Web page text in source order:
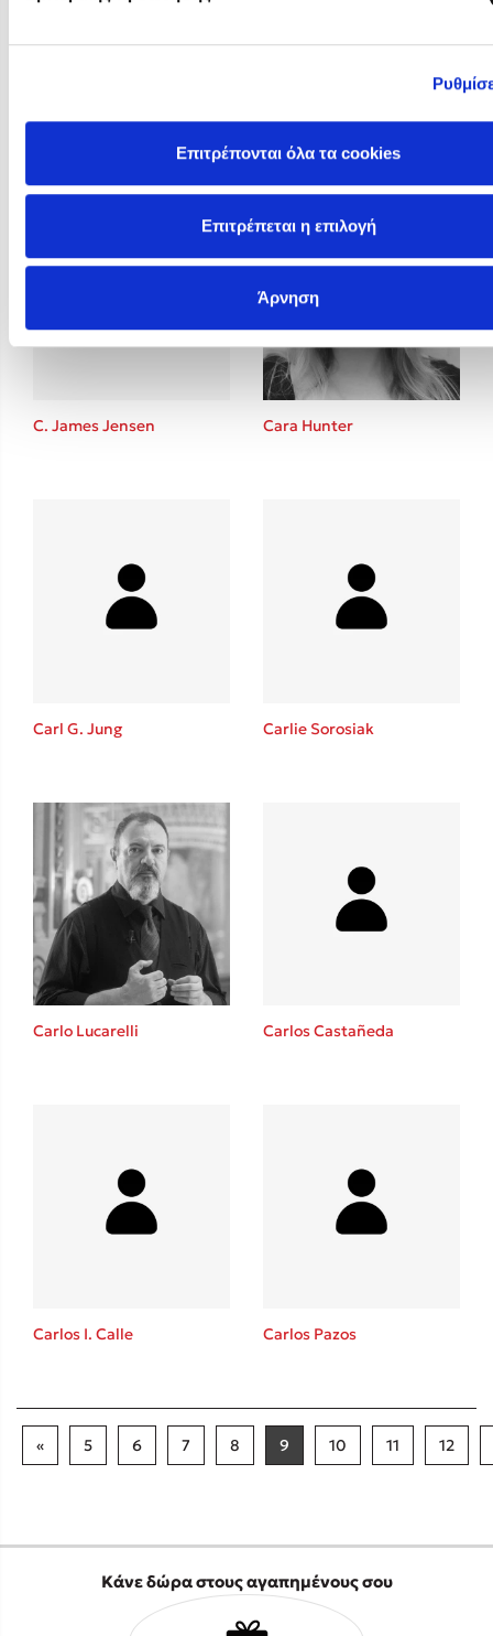
Επιτρέπονται όλα τα cookies
Επιτρέπεται η επιλογή
Άρνηση
Brigitte Giraud BTS
C. James Jensen Cara Hunter
Carl G. Jung Carlie Sorosiak
Carlo Lucarelli Carlos Castañeda
Carlos I. Calle Carlos Pazos
« 5 6 7 8 9 10 11 12
Κάνε δώρα στους αγαπημένους σου